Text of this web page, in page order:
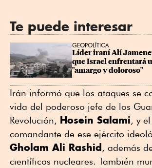
Te puede interesar
GEOPOLÍTICA
Líder iraní Alí
que Israel enfrentará
"amargo y doloroso"
Irán informó que los ataques se
vida del poderoso jefe de los
Revolución, Hosein Salami, y
comandante de ese ejército
Gholam Ali Rashid , además
científicos nucleares. También